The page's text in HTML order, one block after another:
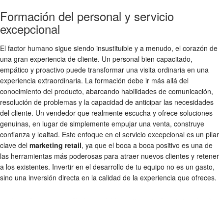
Formación del personal y servicio
excepcional
El factor humano sigue siendo insustituible y a menudo, el corazón de
una gran experiencia de cliente. Un personal bien capacitado,
empático y proactivo puede transformar una visita ordinaria en una
experiencia extraordinaria. La formación debe ir más allá del
conocimiento del producto, abarcando habilidades de comunicación,
resolución de problemas y la capacidad de anticipar las necesidades
del cliente. Un vendedor que realmente escucha y ofrece soluciones
genuinas, en lugar de simplemente empujar una venta, construye
confianza y lealtad. Este enfoque en el servicio excepcional es un pilar
clave del marketing retail, ya que el boca a boca positivo es una de
las herramientas más poderosas para atraer nuevos clientes y retener
a los existentes. Invertir en el desarrollo de tu equipo no es un gasto,
sino una inversión directa en la calidad de la experiencia que ofreces.